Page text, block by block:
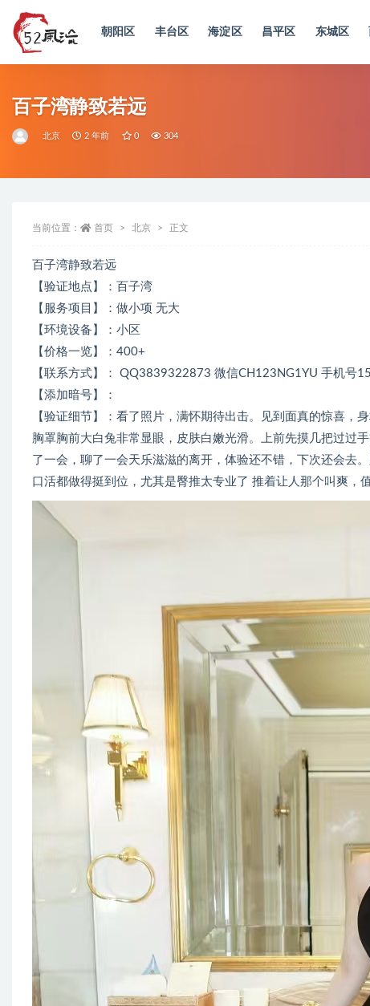
朝阳区 丰台区 海淀区 昌平区 东城区
百子湾静致若远
北京 2 年前 0 304
当前位置： 首页 北京 正文
百子湾静致若远
【验证地点】：百子湾
【服务项目】：做小项 无大
【环境设备】：小区
【价格一览】：400+
【联系方式】： QQ3839322873 微信CH123NG1YU 手机号
【添加暗号】：
【验证细节】：看了照片，满怀期待出击。见到面真的惊喜
胸罩胸前大白兔非常显眼，皮肤白嫩光滑。上前先摸几把过过
了一会，聊了一会天乐滋滋的离开，体验还不错，下次还会去
口活都做得挺到位，尤其是臀推太专业了 推着让人那个叫爽，